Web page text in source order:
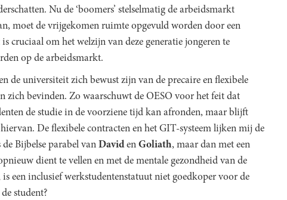
Nu de ‘boomers’ stelselmatig de arbeidsmarkt
moet de vrijgekomen ruimte opgevuld worden door een
cruciaal om het welzijn van deze generatie jongeren te
op de arbeidsmarkt.
de universiteit zich bewust zijn van de precaire en flexibele
zich bevinden. Zo waarschuwt de OESO voor het feit dat
de studie in de voorziene tijd kan afronden, maar blijft
De flexibele contracten en het GIT-systeem lijken mij de
de Bijbelse parabel van Daviden Goliath, maar dan met een
dient te vellen en met de mentale gezondheid van de
een inclusief werkstudentenstatuut niet goedkoper voor de
student?